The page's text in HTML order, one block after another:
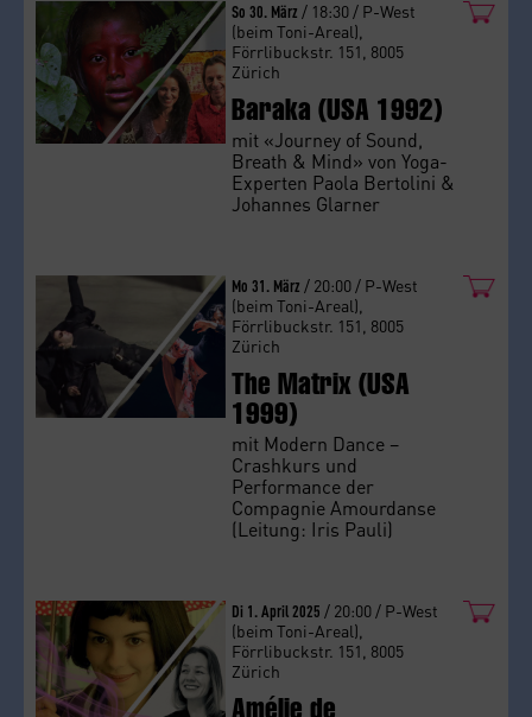
So 30. März / 18:30 / P-West
(beim Toni-Areal),
Förrlibuckstr. 151, 8005
Zürich
Baraka (USA 1992)
mit «Journey of Sound,
Breath & Mind» von Yoga-
Experten Paola Bertolini &
Johannes Glarner
Mo 31. März / 20:00 / P-West
(beim Toni-Areal),
Förrlibuckstr. 151, 8005
Zürich
The Matrix (USA
1999)
mit Modern Dance –
Crashkurs und
Performance der
Compagnie Amourdanse
(Leitung: Iris Pauli)
Di 1. April 2025 / 20:00 / P-West
(beim Toni-Areal),
Förrlibuckstr. 151, 8005
Zürich
Amélie de